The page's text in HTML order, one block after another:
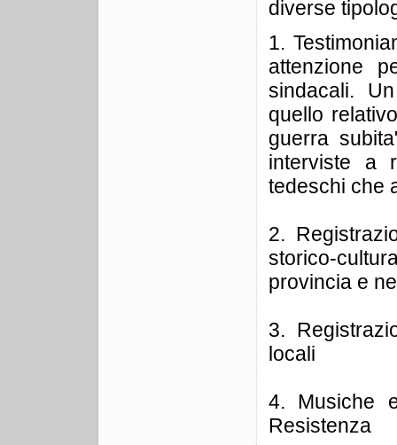
diverse
1.
attenzione
sindacali.
quello
guerra
interviste a
tedeschi che
2.
storico-
provincia e
3.
locali
4. Musiche
Resistenza